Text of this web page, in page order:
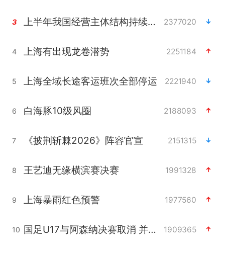
3 上半年我国经营主体结构持续优化 2377020
4 上海有出现龙卷潜势 2251184
5 上海全域长途客运班次全部停运 2221940
6 白海豚10级风圈 2188093
7 《披荆斩棘2026》阵容官宣 2151315
8 王艺迪无缘横滨赛决赛 1991328
9 上海暴雨红色预警 1977560
10 国足U17与阿森纳决赛取消 并列冠军 1909365